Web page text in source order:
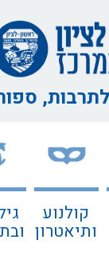
לתרבות,
קולנוע
ותיאטרון